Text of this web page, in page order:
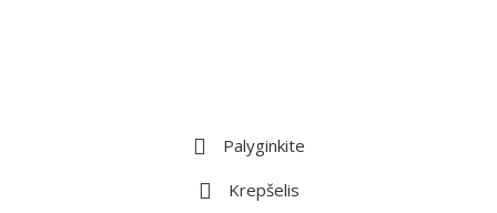
Palyginkite
Krepšelis